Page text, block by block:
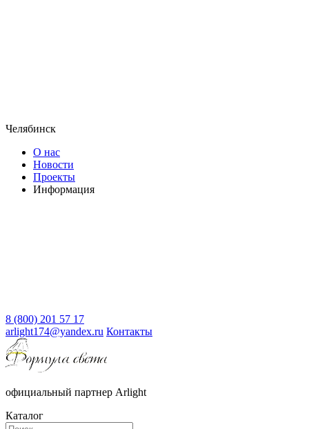
Челябинск
О нас
Новости
Проекты
Информация
8 (800) 201 57 17
arlight174@yandex.ru Контакты
официальный партнер Arlight
Каталог